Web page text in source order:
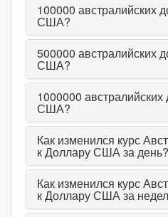
100000 австралийских
США?
500000 австралийских
США?
1000000
США?
Как изменился курс
к Доллару США за день?
Как изменился курс
к Доллару США за